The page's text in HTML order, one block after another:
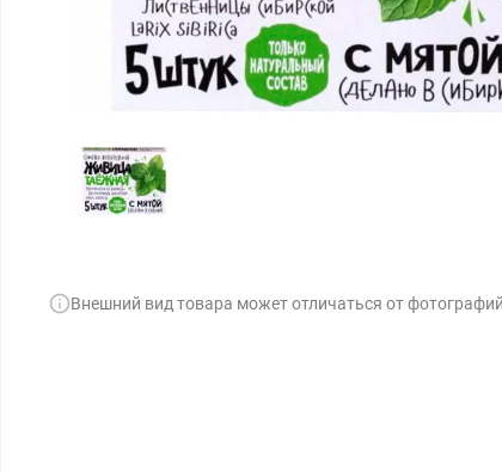
Внешний вид товара может отличаться от